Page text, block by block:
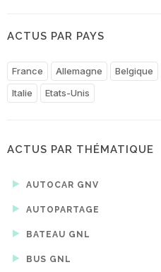
ACTUS PAR PAYS
France Allemagne Belgique
Italie
Etats-Unis
ACTUS PAR THÉMATIQUE
AUTOCAR GNV
AUTOPARTAGE
BATEAU GNL
BUS GNL